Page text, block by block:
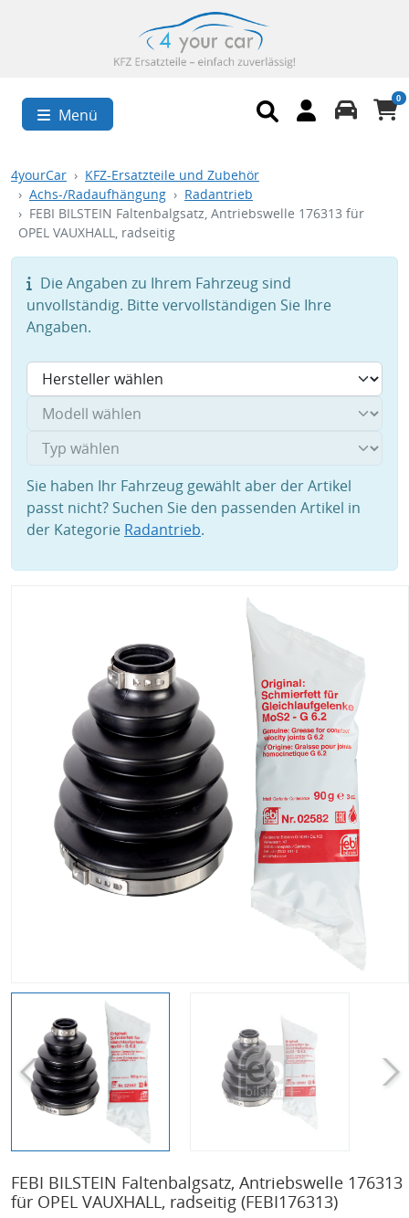
Menü
0
4yourCar
KFZ-Ersatzteile und Zubehör
Achs-/Radaufhängung
Radantrieb
FEBI BILSTEIN Faltenbalgsatz, Antriebswelle 176313 für
OPEL VAUXHALL, radseitig
Die Angaben zu Ihrem Fahrzeug sind
unvollständig. Bitte vervollständigen Sie Ihre
Angaben.
Sie haben Ihr Fahrzeug gewählt aber der Artikel
passt nicht? Suchen Sie den passenden Artikel in
der Kategorie Radantrieb.
FEBI BILSTEIN Faltenbalgsatz, Antriebswelle 176313
für OPEL VAUXHALL, radseitig (FEBI176313)